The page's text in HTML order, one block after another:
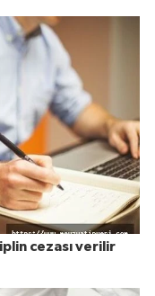
cezası verilir